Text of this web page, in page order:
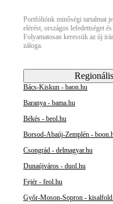
Portfóliónk minőségi tartalmat
elérést, országos lefedettséget
Folyamatosan keressük az új
záloga.
Bács-Kiskun - baon.hu
Baranya - bama.hu
Békés - beol.hu
Borsod-Abaúj-Zemplén -
Csongrád - delmagyar.hu
Dunaújváros - duol.hu
Fejér - feol.hu
Győr-Moson-Sopron -